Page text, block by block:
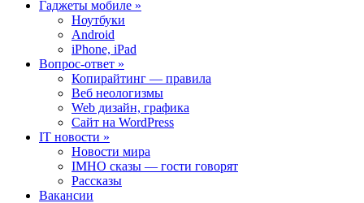
Гаджеты мобиле »
Ноутбуки
Android
iPhone, iPad
Вопрос-ответ »
Копирайтинг — правила
Веб неологизмы
Web дизайн, графика
Сайт на WordPress
IT новости »
Новости мира
IMHO сказы — гости говорят
Рассказы
Вакансии